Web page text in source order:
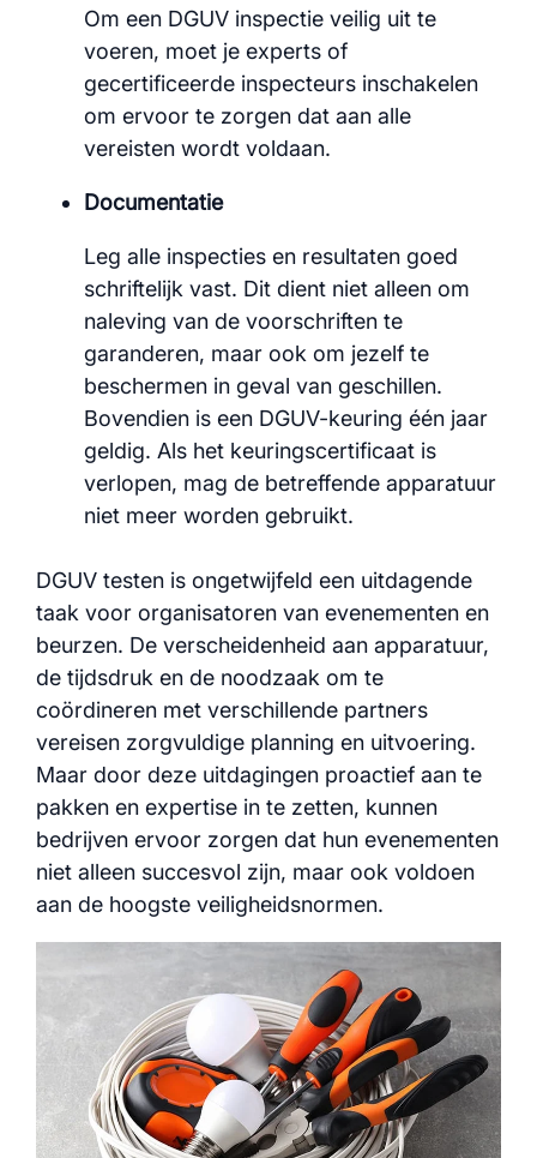
Om een DGUV inspectie veilig uit te
voeren, moet je experts of
gecertificeerde inspecteurs inschakelen
om ervoor te zorgen dat aan alle
vereisten wordt voldaan.
Documentatie
Leg alle inspecties en resultaten goed
schriftelijk vast. Dit dient niet alleen om
naleving van de voorschriften te
garanderen, maar ook om jezelf te
beschermen in geval van geschillen.
Bovendien is een DGUV-keuring één jaar
geldig. Als het keuringscertificaat is
verlopen, mag de betreffende apparatuur
niet meer worden gebruikt.
DGUV testen is ongetwijfeld een uitdagende
taak voor organisatoren van evenementen en
beurzen. De verscheidenheid aan apparatuur,
de tijdsdruk en de noodzaak om te
coördineren met verschillende partners
vereisen zorgvuldige planning en uitvoering.
Maar door deze uitdagingen proactief aan te
pakken en expertise in te zetten, kunnen
bedrijven ervoor zorgen dat hun evenementen
niet alleen succesvol zijn, maar ook voldoen
aan de hoogste veiligheidsnormen.